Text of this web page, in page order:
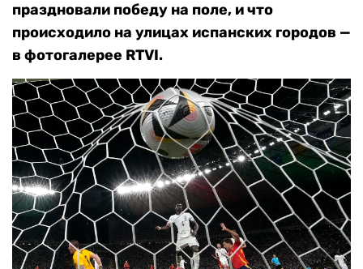
праздновали победу на поле, и что
происходило на улицах испанских городов —
в фотогалерее RTVI.